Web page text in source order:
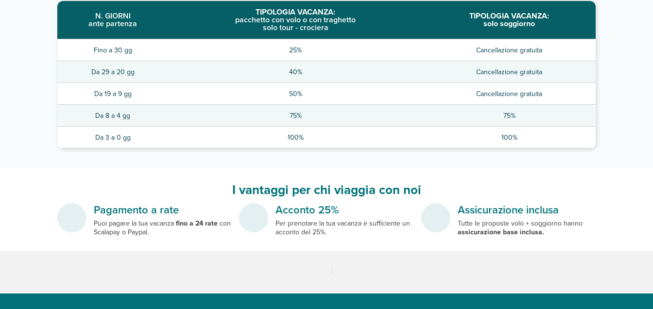
N. GIORNI
ante partenza
TIPOLOGIA VACANZA:
pacchetto con volo o con traghetto
solo tour - crociera
TIPOLOGIA VACANZA:
solo soggiorno
Fino a 30 gg 25% Cancellazione gratuita
Da 29 a 20 gg 40% Cancellazione gratuita
Da 19 a 9 gg 50% Cancellazione gratuita
Da 8 a 4 gg 75% 75%
Da 3 a 0 gg 100% 100%
I vantaggi per chi viaggia con noi
Pagamento a rate
Puoi pagare la tua vacanza fino a 24 rate con
Scalapay o Paypal.
Acconto 25%
Per prenotare la tua vacanza è sufficiente un
acconto del 25%.
Assicurazione inclusa
Tutte le proposte volo + soggiorno hanno
assicurazione base inclusa.